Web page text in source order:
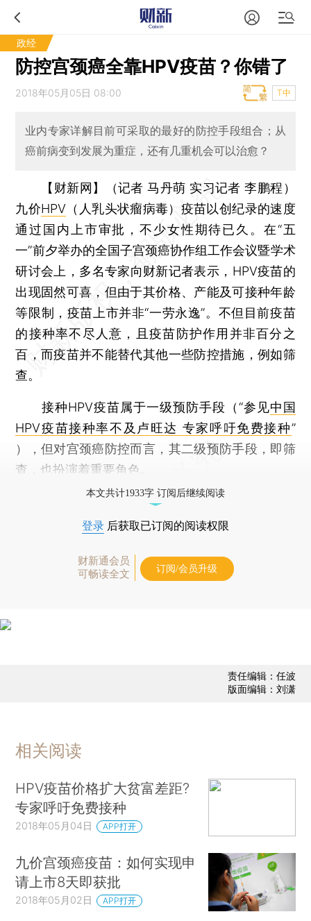
政经
防控宫颈癌全靠HPV疫苗？你错了
2018年05月05日 08:00 T中
业内专家详解目前可采取的最好的防控手段组合；从
癌前病变到发展为重症，还有几重机会可以治愈？
【财新网】（记者 马丹萌 实习记者 李鹏程）
九价HPV （人乳头状瘤病毒）疫苗以创纪录的速度
通过国内上市审批，不少女性期待已久。在“五
一”前夕举办的全国子宫颈癌协作组工作会议暨学术
研讨会上，多名专家向财新记者表示，HPV疫苗的
出现固然可喜，但由于其价格、产能及可接种年龄
等限制，疫苗上市并非“一劳永逸”。不但目前疫苗
的接种率不尽人意，且疫苗防护作用并非百分之
百，而疫苗并不能替代其他一些防控措施，例如筛
查。
接种HPV疫苗属于一级预防手段（“参见中国
HPV疫苗接种率不及卢旺达 专家呼吁免费接种”
），但对宫颈癌防控而言，其二级预防手段，即筛
查，也扮演着重要角色。
本文共计1933字 订阅后继续阅读
登录 后获取已订阅的阅读权限
财新通会员
可畅读全文
订阅/会员升级
责任编辑：任波
版面编辑：刘潇
相关阅读
HPV疫苗价格扩大贫富差距?
专家呼吁免费接种
2018年05月04日 APP打开
九价宫颈癌疫苗：如何实现申
请上市8天即获批
2018年05月02日 APP打开